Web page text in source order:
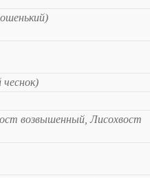
возвышенный, Лисохвост